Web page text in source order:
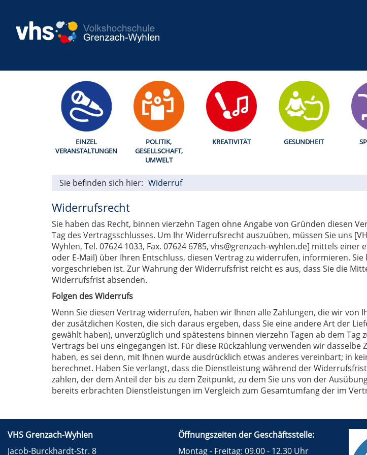
EINZEL
VERANSTALTUNGEN
POLITIK,
GESELLSCHAFT,
UMWELT
KREATIVITÄT GESUNDHEIT
Sie befinden sich hier: Widerruf
Widerrufsrecht
Sie haben das Recht, binnen vierzehn Tagen ohne Angabe von Gründen diesen
Tag des Vertragsschlusses. Um Ihr Widerrufsrecht auszuüben, müssen Sie uns
Wyhlen, Tel. 07624 1033, Fax. 07624 6785, vhs@grenzach-wyhlen.de] mittels
oder E-Mail) über Ihren Entschluss, diesen Vertrag zu widerrufen, informieren.
vorgeschrieben ist. Zur Wahrung der Widerrufsfrist reicht es aus, dass Sie die
Widerrufsfrist absenden.
Folgen des Widerrufs
Wenn Sie diesen Vertrag widerrufen, haben wir Ihnen alle Zahlungen, die wir
der zusätzlichen Kosten, die sich daraus ergeben, dass Sie eine andere Art der
gewählt haben), unverzüglich und spätestens binnen vierzehn Tagen ab dem
Vertrags bei uns eingegangen ist. Für diese Rückzahlung verwenden wir
haben, es sei denn, mit Ihnen wurde ausdrücklich etwas anderes vereinbart; in
berechnet. Haben Sie verlangt, dass die Dienstleistung während der
zahlen, der dem Anteil der bis zu dem Zeitpunkt, zu dem Sie uns von der
bereits erbrachten Dienstleistungen im Vergleich zum Gesamtumfang der im
VHS Grenzach-Wyhlen
Jacob-Burckhardt-Str. 8
Öffnungszeiten der Geschäftsstelle:
Montag - Freitag: 09.00 - 12.30 Uhr